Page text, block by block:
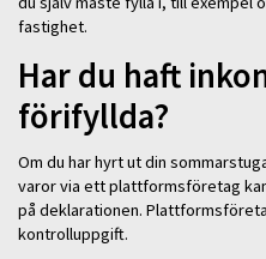
fastighet.
Har du haft
förifyllda?
Om du har hyrt ut din
varor via ett plattformsföretag
på deklarationen.
kontrolluppgift.